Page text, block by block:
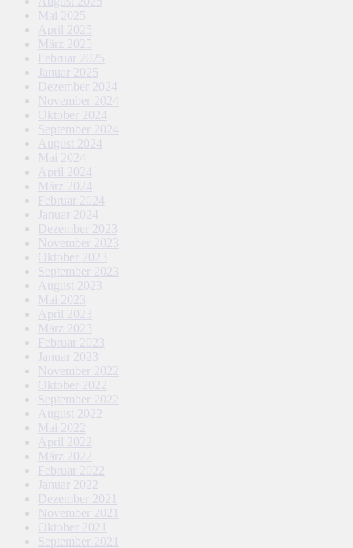
Mai 2025
April 2025
März 2025
Februar 2025
Januar 2025
Dezember 2024
November 2024
Oktober 2024
September 2024
August 2024
Mai 2024
April 2024
März 2024
Februar 2024
Januar 2024
Dezember 2023
November 2023
Oktober 2023
September 2023
August 2023
Mai 2023
April 2023
März 2023
Februar 2023
Januar 2023
November 2022
Oktober 2022
September 2022
August 2022
Mai 2022
April 2022
März 2022
Februar 2022
Januar 2022
Dezember 2021
November 2021
Oktober 2021
September 2021